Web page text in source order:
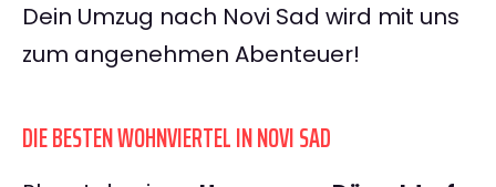
Dein Umzug nach Novi Sad wird mit uns
zum angenehmen Abenteuer!
DIE BESTEN WOHNVIERTEL IN NOVI SAD